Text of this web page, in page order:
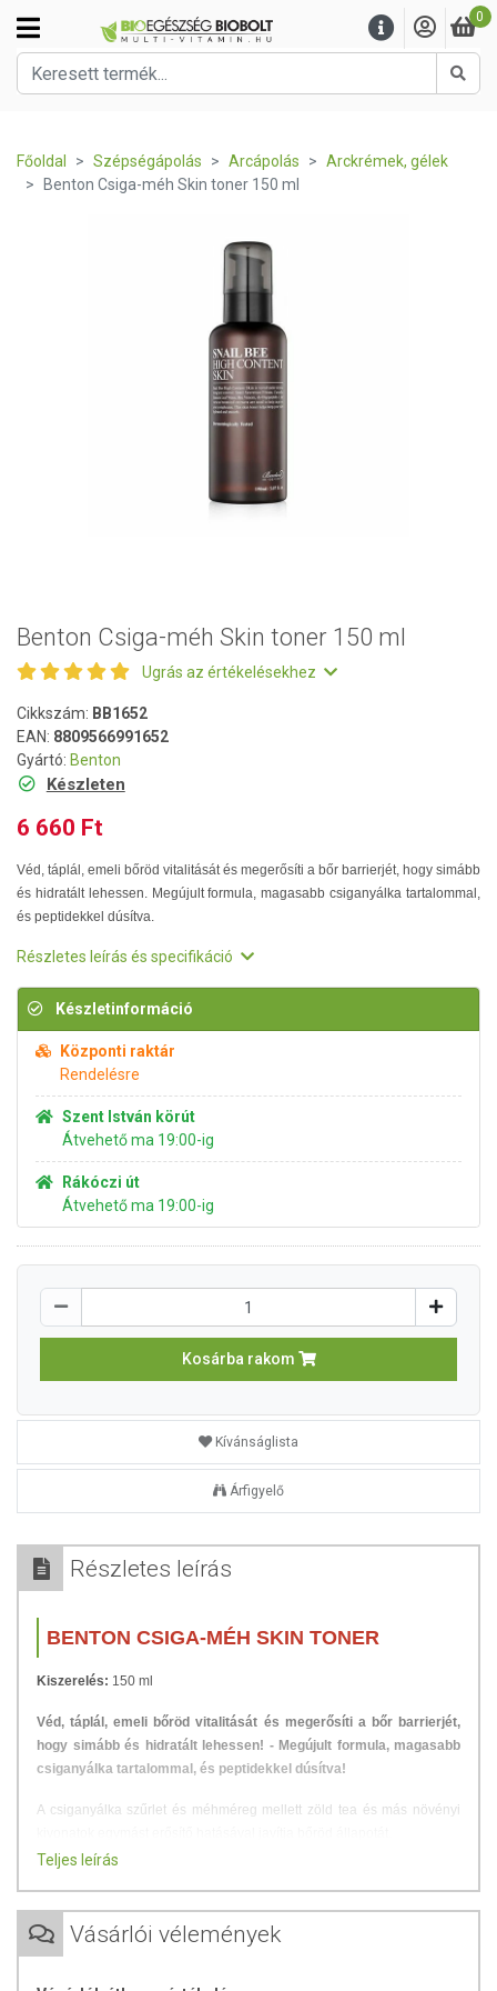
0
Főoldal Szépségápolás Arcápolás
Arckrémek, gélek
Benton Csiga-méh Skin toner 150 ml
Benton Csiga-méh Skin toner 150 ml
Ugrás az értékelésekhez
Cikkszám: BB1652
EAN: 8809566991652
Gyártó: Benton
Készleten
6 660 Ft
Véd, táplál, emeli bőröd vitalitását és megerősíti a bőr barrierjét, hogy simább
és hidratált lehessen. Megújult formula, magasabb csiganyálka tartalommal,
és peptidekkel dúsítva.
Részletes leírás és specifikáció
Készletinformáció
Központi raktár
Rendelésre
Szent István körút
Átvehető ma 19:00-ig
Rákóczi út
Átvehető ma 19:00-ig
Kosárba rakom
Kívánságlista
Árfigyelő
Részletes leírás
BENTON CSIGA-MÉH SKIN TONER
Kiszerelés: 150 ml
Véd, táplál, emeli bőröd vitalitását és megerősíti a bőr barrierjét,
hogy simább és hidratált lehessen! - Megújult formula, magasabb
csiganyálka tartalommal, és peptidekkel dúsítva!
A csiganyálka szűrlet és méhméreg mellett zöld tea és más növényi
Benton termékhez, a Skin is kizárólag a bőr számára hasznos tápláló
és ápoló összetevőkből áll. Parabén-, ásványiolaj-, alkohol-,
Teljes leírás
Vásárlói vélemények